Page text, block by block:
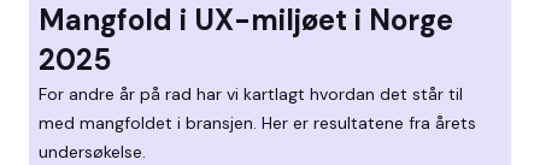
Mangfold i UX-miljøet i Norge
2025
For andre år på rad har vi kartlagt hvordan det står til
med mangfoldet i bransjen. Her er resultatene fra årets
undersøkelse.